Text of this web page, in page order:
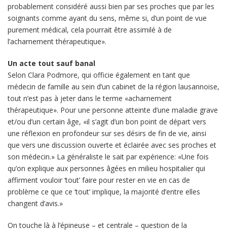
probablement considéré aussi bien par ses proches que par les
soignants comme ayant du sens, même si, d’un point de vue
purement médical, cela pourrait être assimilé à de
l’acharnement thérapeutique».
Un acte tout sauf banal
Selon Clara Podmore, qui officie également en tant que
médecin de famille au sein d’un cabinet de la région lausannoise,
tout n’est pas à jeter dans le terme «acharnement
thérapeutique». Pour une personne atteinte d’une maladie grave
et/ou d’un certain âge, «il s’agit d’un bon point de départ vers
une réflexion en profondeur sur ses désirs de fin de vie, ainsi
que vers une discussion ouverte et éclairée avec ses proches et
son médecin.» La généraliste le sait par expérience: «Une fois
qu’on explique aux personnes âgées en milieu hospitalier qui
affirment vouloir ‘tout’ faire pour rester en vie en cas de
problème ce que ce ‘tout’ implique, la majorité d’entre elles
changent d’avis.»
On touche là à l’épineuse – et centrale – question de la